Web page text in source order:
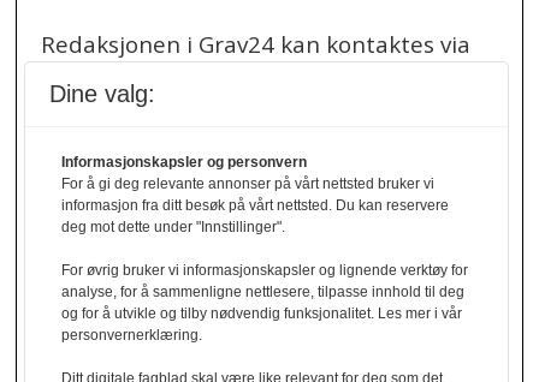
Redaksjonen i Grav24 kan kontaktes via
redaksjon@grav24.no
annonser/stillingsannonser, kan du bruke
denne e-post adressen:
annonse@grav24.no
Ved å følge linken under finner du vår
personvernerklæring.
Dine valg:
Informasjonskapsler og personvern
For å gi deg relevante annonser på vårt nettsted bruker vi
informasjon fra ditt besøk på vårt nettsted. Du kan reservere
deg mot dette under "Innstillinger".
For øvrig bruker vi informasjonskapsler og lignende verktøy for
analyse, for å sammenligne nettlesere, tilpasse innhold til deg
og for å utvikle og tilby nødvendig funksjonalitet. Les mer i vår
personvernerklæring.
Ditt digitale fagblad skal være like relevant for deg som det